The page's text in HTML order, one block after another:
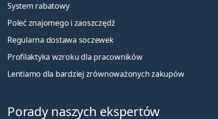
System rabatowy
Poleć znajomego i zaoszczędź
Regularna dostawa soczewek
Profilaktyka wzroku dla pracowników
Lentiamo dla bardziej zrównoważonych zakupów
Porady naszych ekspertów